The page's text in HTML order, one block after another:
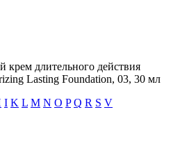
крем длительного действия
Lasting Foundation, 03, 30 мл
I K L M N O P Q R S V